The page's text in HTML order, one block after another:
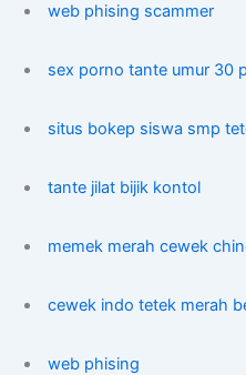
web phising scammer
sex porno tante umur 30
situs bokep siswa smp
tante jilat bijik kontol
memek merah cewek
cewek indo tetek merah
web phising